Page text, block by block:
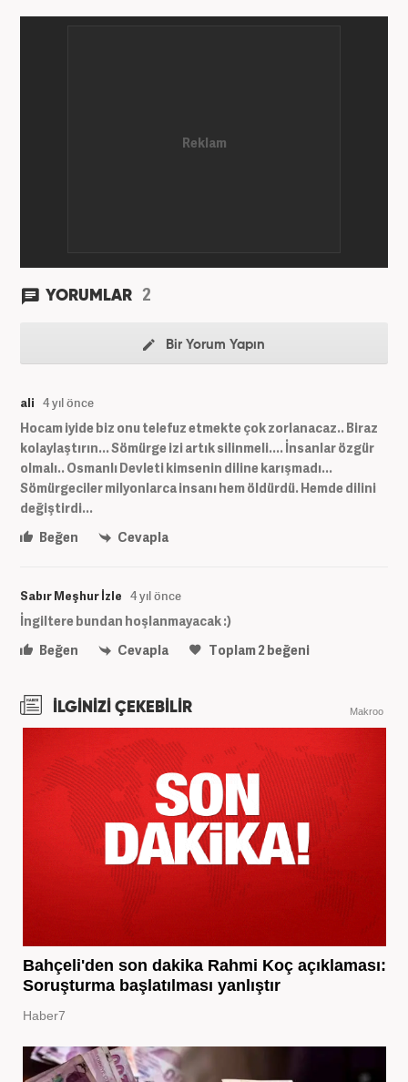
YORUMLAR 2
Bir Yorum Yapın
ali 4 yıl önce
Hocam iyide biz onu telefuz etmekte çok zorlanacaz.. Biraz
kolaylaştırın... Sömürge izi artık silinmeli.... İnsanlar özgür
olmalı.. Osmanlı Devleti kimsenin diline karışmadı...
Sömürgeciler milyonlarca insanı hem öldürdü. Hemde dilini
değiştirdi...
Beğen
Cevapla
Sabır Meşhur İzle 4 yıl önce
İngiltere bundan hoşlanmayacak :)
Beğen
Cevapla Toplam2beğeni
İLGİNİZİ ÇEKEBİLİR Makroo
Bahçeli'den son dakika Rahmi Koç açıklaması:
Soruşturma başlatılması yanlıştır
Haber7